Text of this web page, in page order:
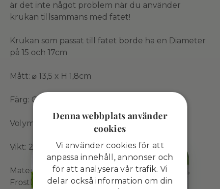
är det inte något problem när du använder
krukan tillsammans med fatet!
Krukan som passat till fatet borde ha en Diameter
på 15 och 17cm
Mått: ⌀ 13,5 x H 1,8cm
Färg: Cotton White (Vit)
Volym: 0 l
Vikt: 20 g
Material: Regenererad polypropen, UV-skydd,
Frostbeständig
Denna webbplats använder
cookies
Vi använder cookies för att
anpassa innehåll, annonser och
för att analysera vår trafik. Vi
delar också information om din